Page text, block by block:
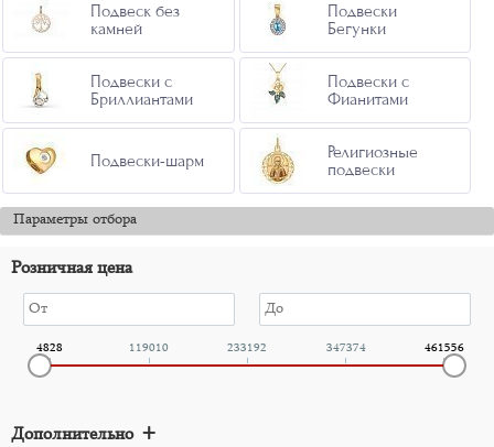
Подвеск без
камней
Подвески
Бегунки
Подвески с
Бриллиантами
Подвески с
Фианитами
Подвески-шарм
Религиозные
подвески
Параметры отбора
Розничная цена
4828 119010 233192 347374 461556
Дополнительно +